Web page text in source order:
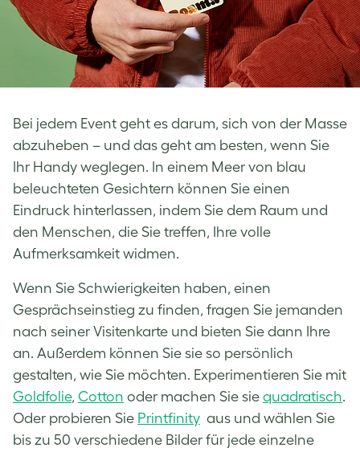
Bei jedem Event geht es darum, sich von der Masse
abzuheben – und das geht am besten, wenn Sie
Ihr Handy weglegen. In einem Meer von blau
beleuchteten Gesichtern können Sie einen
Eindruck hinterlassen, indem Sie dem Raum und
den Menschen, die Sie treffen, Ihre volle
Aufmerksamkeit widmen.
Wenn Sie Schwierigkeiten haben, einen
Gesprächseinstieg zu finden, fragen Sie jemanden
nach seiner Visitenkarte und bieten Sie dann Ihre
an. Außerdem können Sie sie so persönlich
gestalten, wie Sie möchten. Experimentieren Sie mit
Goldfolie, Cotton oder machen Sie sie quadratisch.
Oder probieren Sie Printfinity aus und wählen Sie
bis zu 50 verschiedene Bilder für jede einzelne